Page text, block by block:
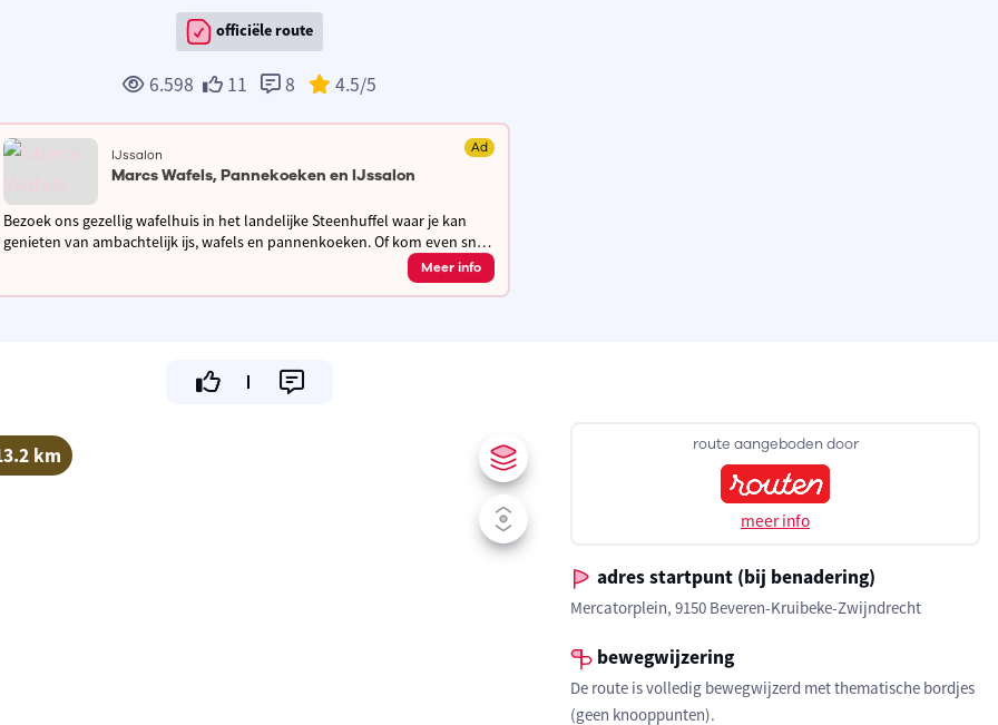
officiële route
6.598 11 8 4.5/5
IJssalon Ad
Marcs Wafels, Pannekoeken en IJssalon
Bezoek ons gezellig wafelhuis in het landelijke Steenhuffel waar je kan
genieten van ambachtelijk ijs, wafels en pannenkoeken. Of kom even snel
Meer info
km route aangeboden door
meer info
adres startpunt (bij benadering)
Mercatorplein, 9150 Beveren-Kruibeke-Zwijndrecht
bewegwijzering
De route is volledig bewegwijzerd met thematische bordjes
(geen knooppunten).